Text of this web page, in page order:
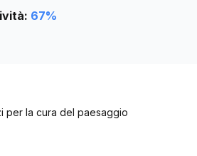
67%
per la cura del paesaggio